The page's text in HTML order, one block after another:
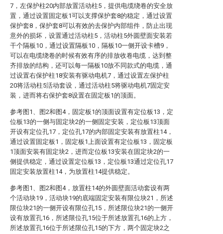
7，左保护柱20内部放置活动柱5，提供电缆绕卷的安全放
置，通过设置固定板1可以支撑保护套8的稳定，通过设置
保护套8，保护套8可以有效的去保护内部组件，防止出现
意外的损坏，设置通过活动柱5，活动柱5外圆壁面安装若
干个隔板10，通过设置隔板10，隔板10一侧开设卡槽9，
可以在电缆绕卷的时候有效有序的排放收卷电缆，达到整
齐排放的结构，还可以每一隔板10放不同款式的电缆，通
过设置右保护柱18安装有驱动电机7，通过设置左保护柱
20将活动柱5活动套设，通过活动柱5将驱动电机7固定安
装，进而将右保护套8设置在固定板1的顶面。
参考图1、图2和图4，固定板1的顶面设置有定位板13，定
位板13的一侧与固定块2的一侧固定安装，定位板13顶面
开设有定位孔17，定位孔17的内部固定安装有放置柱14，
通过设置固定板1，固定板1上面设置有定位板13，固定板
1顶面安装有固定块2，进而定位板13安装在固定块2的一
侧提供稳定，通过设置定位板13，定位板13通过定位孔17
固定安装放置柱14，为放置柱14提供稳定。
参考图1、图2和图4，放置柱14的外圆壁面活动套设有两
个活动块19，活动块19的底端固定安装有限位块21，所述
限位块21的一侧开设有限位孔15，所述限位块21的一侧开
设有放置孔16，所述限位孔15位于所述放置孔16的上方，
所述放置孔16位于所述限位孔15的下方，两个固定块2之